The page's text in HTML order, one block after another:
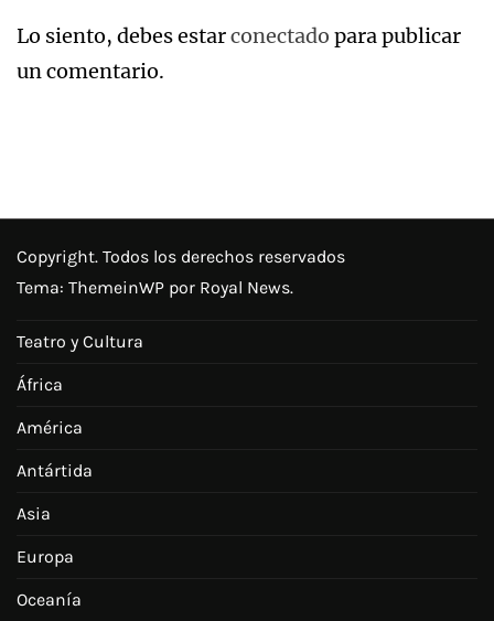
Lo siento, debes estarconectado para publicar
un comentario.
Copyright. Todos los derechos reservados
Tema: ThemeinWP por Royal News.
Teatro y Cultura
África
América
Antártida
Asia
Europa
Oceanía